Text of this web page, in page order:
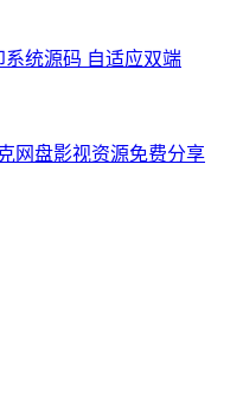
统源码 自适应双端
网盘影视资源免费分享